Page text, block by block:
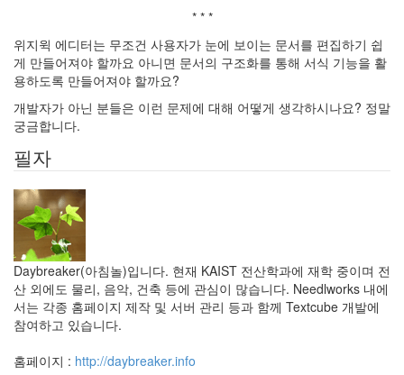
* * *
위지윅 에디터는 무조건 사용자가 눈에 보이는 문서를 편집하기 쉽
게 만들어져야 할까요 아니면 문서의 구조화를 통해 서식 기능을 활
용하도록 만들어져야 할까요?
개발자가 아닌 분들은 이런 문제에 대해 어떻게 생각하시나요? 정말
궁금합니다.
필자
Daybreaker(아침놀)입니다. 현재 KAIST 전산학과에 재학 중이며 전
산 외에도 물리, 음악, 건축 등에 관심이 많습니다. Needlworks 내에
서는 각종 홈페이지 제작 및 서버 관리 등과 함께 Textcube 개발에
참여하고 있습니다.
홈페이지 : http://daybreaker.info